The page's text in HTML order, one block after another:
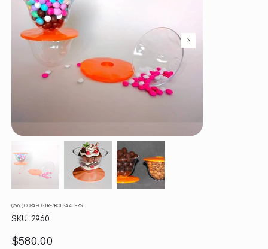
(2960) COPA POSTRE/ BOLSA 40 PZS
SKU: SKU
2960
2960
Precio
$580.00